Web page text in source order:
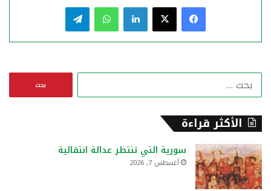
فيسبوك لينكدإن واتساب
ن
الأكثر قراءة
سورية التي تنتظر عدالة انتقالية
أغسطس 7, 2026